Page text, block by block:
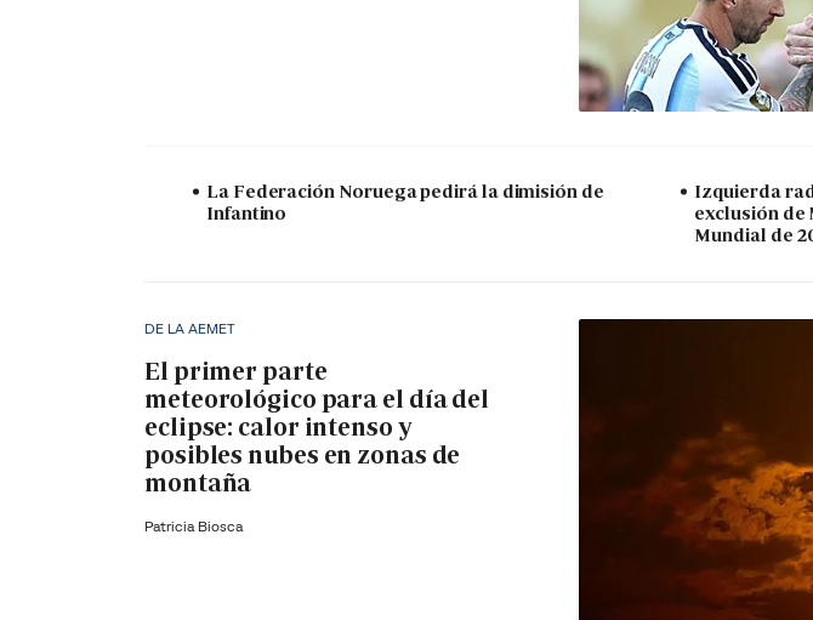
La Federación Noruega pedirá la dimisión de
Infantino
Izquierda
exclusión de
Mundial de
DE LA AEMET
El primer parte
meteorológico para el día del
eclipse: calor intenso y
posibles nubes en zonas de
montaña
Patricia Biosca